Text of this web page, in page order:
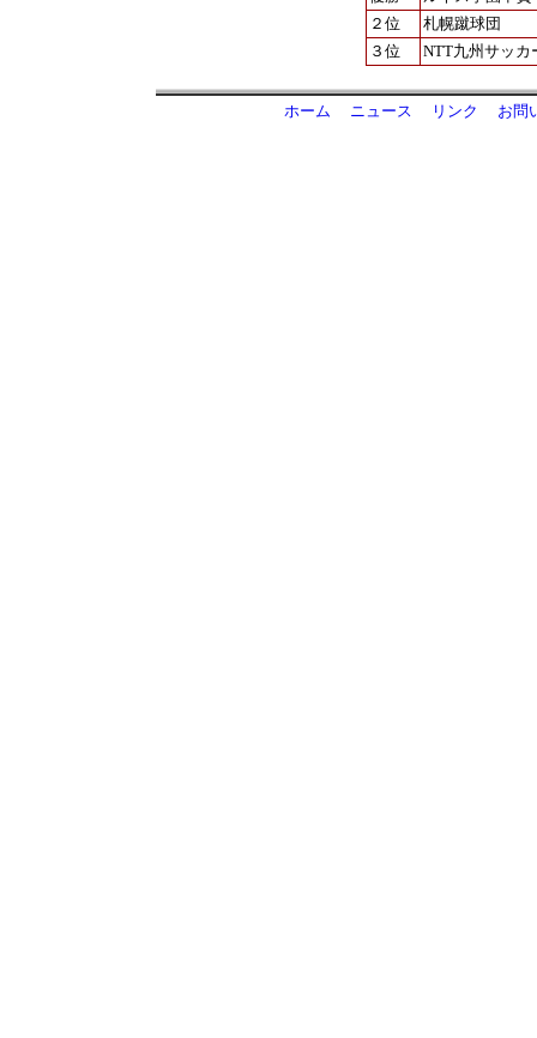
２位
札幌蹴球団
３位
NTT九州サッカ
ホーム ニュース リンク お問